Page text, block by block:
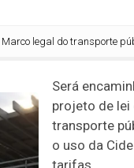
legal do transporte público
Será
projeto de
transporte
o uso da
tarifas.